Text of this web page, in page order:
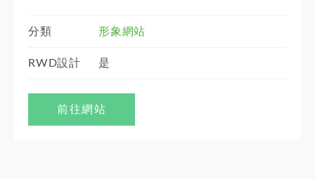
分類 形象網站
RWD設計 是
前往網站